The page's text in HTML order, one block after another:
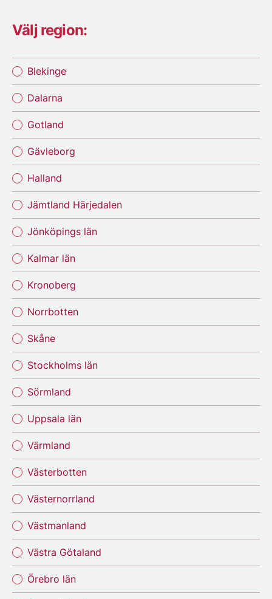
Välj region:
Blekinge
Dalarna
Gotland
Gävleborg
Halland
Jämtland Härjedalen
Jönköpings län
Kalmar län
Kronoberg
Norrbotten
Skåne
Stockholms län
Sörmland
Uppsala län
Värmland
Västerbotten
Västernorrland
Västmanland
Västra Götaland
Örebro län